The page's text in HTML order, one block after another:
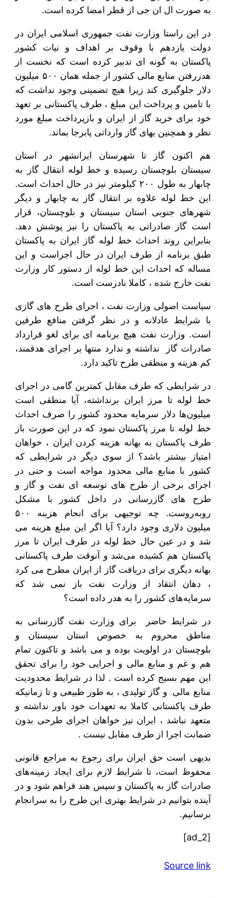
به صورت ال ان جی از قطر امضا کرده است.
در این راستا وزارت نفت جمهوری اسلامی ایران در
دولت یازدهم با وقوف بر اهداف و نیات کشور
پاکستان به گونه ای تدبیر کرده است که نخست از
هدررفتن منابع مالی کشور از جمله همان ۵۰۰ میلیون
دلار جلوگیری کند زیرا هیچ تضمینی وجود نداشت که
با تامین و پرداخت این مبلغ ، طرف پاکستانی بر تعهد
خود برای خرید گاز از ایران و بازپرداخت مبلغ مورد
نظر و همچنین بهای گاز وارداتی پابرجا بماند.
هم اکنون گاز تا شهرستان ایرانشهر در استان
سیستان بلوچستان رسیده و خط لوله انتقال گاز به
چابهار به طول ۲۰۰ کیلومتر نیز در حال احداث است.
این خط لوله علاوه بر انتقال گاز به چابهار و دیگر
شهرهای جنوبی استان سیستان و بلوچستان، قرار
است گاز صادراتی به پاکستان را نیز پوشش دهد.
بنابراین روند احداث خط لوله گاز ایران به پاکستان
طبق برنامه از طرف ایران در حال اجراست و این
مساله که احداث این خط لوله از دستور کار وزارت
نفت خارج شده ، کاملا نادرست است.
سیاست اصولی وزارت نفت ، اجرای طرح های گازی
با شرایط عادلانه و در نظر گرفتن منافع طرفین
است. وزارت نفت هیچ برنامه ای برای لغو قرارداد
صادرات گاز نداشته و ندارد منتها بر اجرای هدفمند،
کم هزینه و منطقی طرح تاکید دارد.
در شرایطی که طرف مقابل کمترین گامی در اجرای
خط لوله تا مرز ایران برنداشته، آیا منطقی است
میلیون‌ها دلار سرمایه محدود کشور را صرف احداث
خط لوله تا مرز پاکستان نمود که در این صورت باز
طرف پاکستان به بهانه هزینه کردن ایران ، خواهان
امتیاز بیشتر باشد؟ از سوی دیگر در شرایطی که
کشور با منابع مالی محدود مواجه است و حتی در
اجرای برخی از طرح های توسعه ای نفت و گاز و
طرح های گازرسانی در داخل کشور با مشکل
روبه‌روست. چه توجیهی برای انجام هزینه ۵۰۰
میلیون دلاری وجود دارد؟ آیا اگر این مبلغ هزینه می
شد و در عین حال خط لوله در طرف ایران تا مرز
پاکستان هم کشیده می‌شد و آنوقت طرف پاکستانی
بهانه دیگری برای دریافت گاز از ایران مطرح می کرد
، دهان انتقاد از وزارت نفت باز نمی شد که
سرمایه‌های کشور را به هدر داده است؟
در شرایط حاضر برای وزارت نفت گازرسانی به
مناطق محروم به خصوص استان سیستان و
بلوچستان در اولویت بوده و می باشد و تاکنون تمام
هم و غم و منابع مالی و اجرایی خود را برای تحقق
این مهم بسیج کرده است . لذا در شرایط محدودیت
منابع مالی و گاز تولیدی ، به طور طبیعی و تا زمانیکه
طرف پاکستانی کاملا به تعهدات خود باور نداشته و
متعهد نباشد ، ایران نیز خواهان اجرای طرحی بدون
ضمانت اجرا از طرف مقابل نیست .
بدیهی است حق ایران برای رجوع به مراجع قانونی
محفوظ است، تا شرایط لازم برای ایجاد زمینه‌های
صادرات گاز به پاکستان و سپس هند فراهم شود و در
آینده بتوانیم در شرایط بهتری این طرح را به سرانجام
برسانیم.
[ad_2]
Source link